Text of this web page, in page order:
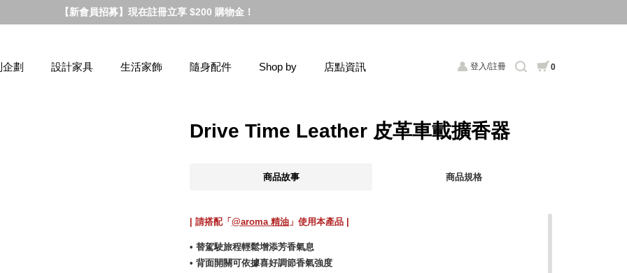
【新會員招募】現在註冊立享 $200 購物金！
登入/註冊 0
劃 設計家具 生活家飾 隨身配件 Shop by 店點資訊
Drive Time Leather 皮革車載擴香器
商品故事 商品規格
| 請搭配「 @aroma 精油」使用本產品 |
• 替駕駛旅程輕鬆增添芳香氣息
• 背面開關可依據喜好調節香氣強度